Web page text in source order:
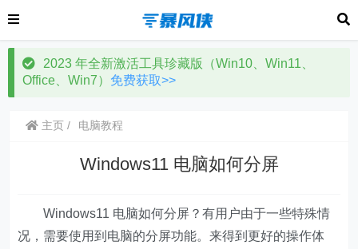
2023 年全新激活工具珍藏版（Win10、Win11、
Office、Win7） 免费获取>>
主页 电脑教程
Windows11 电脑如何分屏
Windows11 电脑如何分屏？有用户由于一些特殊情
况，需要使用到电脑的分屏功能。来得到更好的操作体